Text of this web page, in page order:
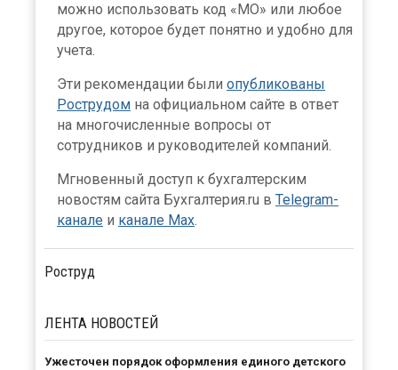
можно использовать код «МО» или любое
другое, которое будет понятно и удобно для
учета.
Эти рекомендации были опубликованы
Рострудом на официальном сайте в ответ
на многочисленные вопросы от
сотрудников и руководителей компаний.
Мгновенный доступ к бухгалтерским
новостям сайта Бухгалтерия.ru в Telegram-
канале и канале Max.
Роструд
ЛЕНТА НОВОСТЕЙ
Ужесточен порядок оформления единого детского